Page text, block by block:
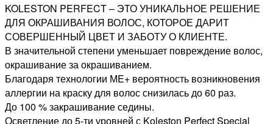
КРАСКА
ДЛЯ
ВОЛОС
БЛОНД
ИНТЕНСИВНЫЙ
НАТУРАЛЬНЫЙ
МАТОВЫЙ,
60мл
KOLESTON PERFECT – ЭТО УНИКАЛЬНОЕ РЕШЕНИЕ
ДЛЯ ОКРАШИВАНИЯ ВОЛОС, КОТОРОЕ ДАРИТ
СОВЕРШЕННЫЙ ЦВЕТ И ЗАБОТУ О КЛИЕНТЕ.
В значительной степени уменьшает повреждение волос,
окрашивание за окрашиванием.
Благодаря технологии МE+ вероятность возникновения
аллергии на краску для волос снизилась до 60 раз.
До 100 % закрашивание седины.
Осветление до 5-ти уровней с Koleston Perfect Special